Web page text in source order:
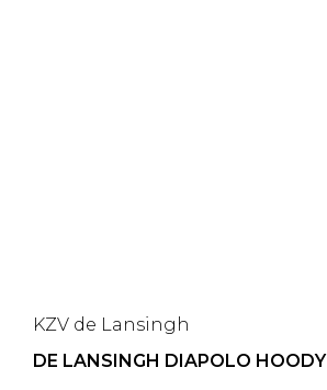
KZV de Lansingh
DE LANSINGH DIAPOLO HOODY